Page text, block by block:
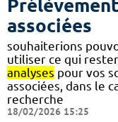
associées
souhaiterions
utiliser ce qui
analyses pour vos
associées, dans le
recherche
18/02/2026 15:25